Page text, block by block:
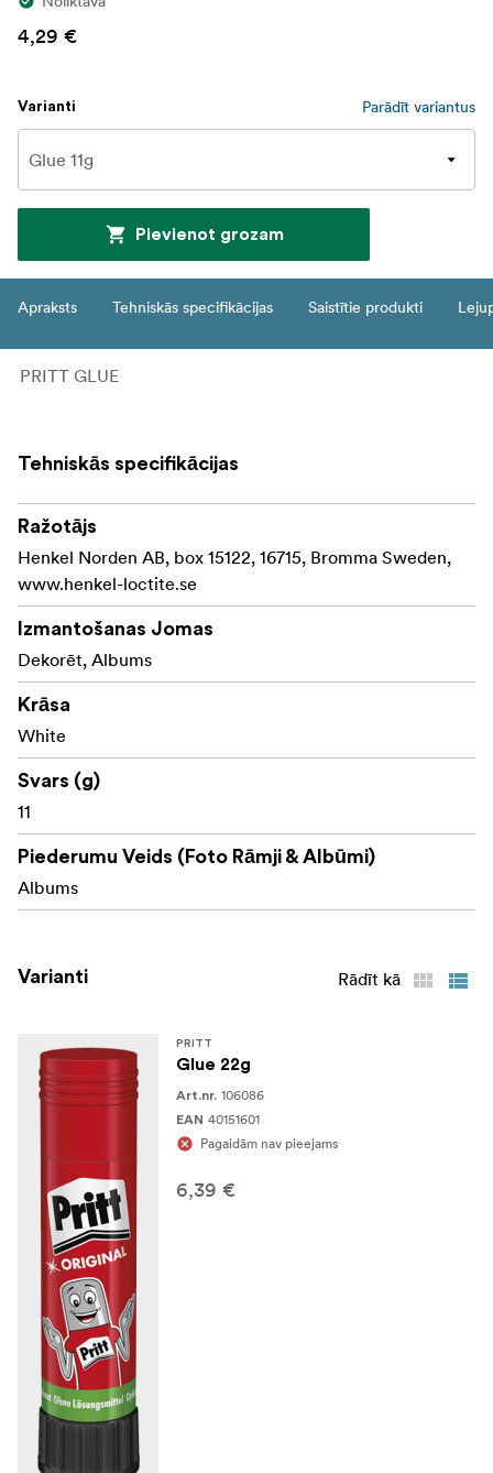
4,29 €
Varianti Parādīt variantus
Pievienot grozam
Apraksts Tehniskās specifikācijas Saistītie produkti
PRITT GLUE
Tehniskās specifikācijas
Ražotājs
Henkel Norden AB, box 15122, 16715, Bromma Sweden,
www.henkel-loctite.se
Izmantošanas Jomas
Dekorēt, Albums
Krāsa
White
Svars (g)
11
Piederumu Veids (Foto Rāmji & Albūmi)
Albums
Varianti Rādīt kā
PRITT
Glue 22g
Art.nr. 106086
EAN 40151601
Pagaidām nav pieejams
6,39 €